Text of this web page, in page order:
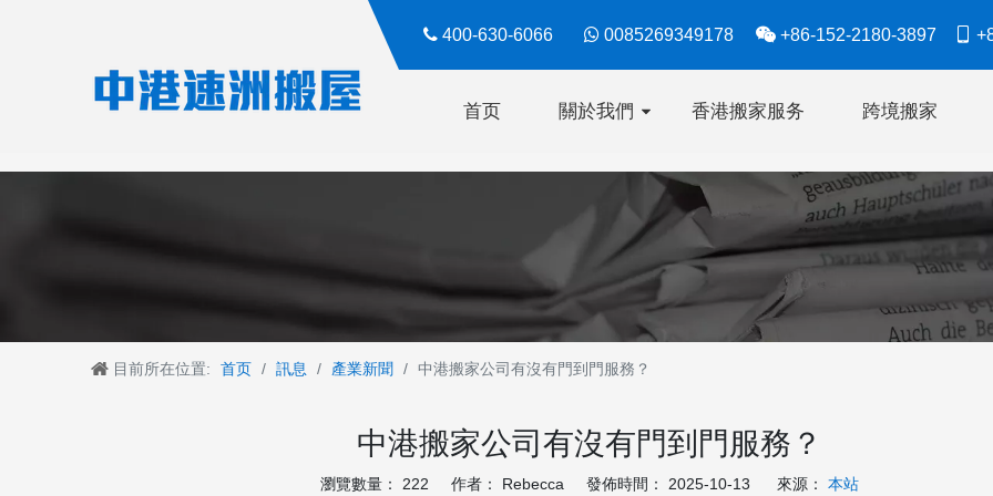
 400-630-6066  0085269349178  +86-152-2180-3897 
首页 關於我們 香港搬家服务 跨境搬家
目前所在位置: 首页 / 訊息 / 產業新聞 / 中港搬家公司有沒有門到門服務？
中港搬家公司有沒有門到門服務？
瀏覽數量： 222 作者： Rebecca 發佈時間： 2025-10-13 來源： 本站